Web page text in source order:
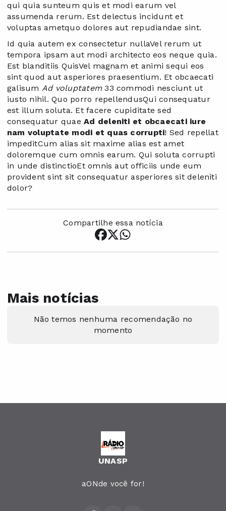
qui quia sunteum quis et modi earum vel
assumenda rerum. Est delectus incidunt et
voluptas ametquo dolores aut repudiandae sint.
Id quia autem ex consectetur nullaVel rerum ut
tempora ipsam aut modi architecto eos neque quia.
Est blanditiis QuisVel magnam et animi sequi eos
sint quod aut asperiores praesentium. Et obcaecati
galisum Ad voluptatem33 commodi nesciunt ut
iusto nihil. Quo porro repellendusQui consequatur
est illum soluta. Et facere cupiditate sed
consequatur quaeAd deleniti et obcaecati iure
nam voluptate modi et quas corrupti! Sed repellat
impeditCum alias sit maxime alias est amet
doloremque cum omnis earum. Qui soluta corrupti
in unde distinctioEt omnis aut officiis unde eum
provident sint sit consequatur asperiores sit deleniti
dolor?
Compartilhe essa notícia
Mais notícias
Não temos nenhuma recomendação no
momento
UNASP
aONde você for!